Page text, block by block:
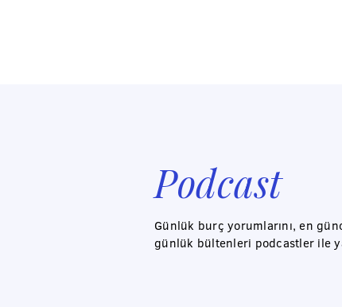
Podcast
Günlük burç yorumlarını, en
günlük bültenleri podcastler ile